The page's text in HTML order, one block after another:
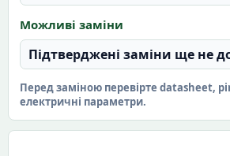
Можливі заміни
Підтверджені заміни ще не
Перед заміною перевірте datasheet,
електричні параметри.